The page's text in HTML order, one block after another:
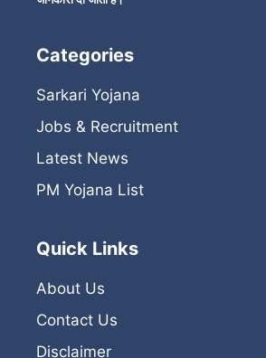
Categories
Sarkari Yojana
Jobs & Recruitment
Latest News
PM Yojana List
Quick Links
About Us
Contact Us
Disclaimer